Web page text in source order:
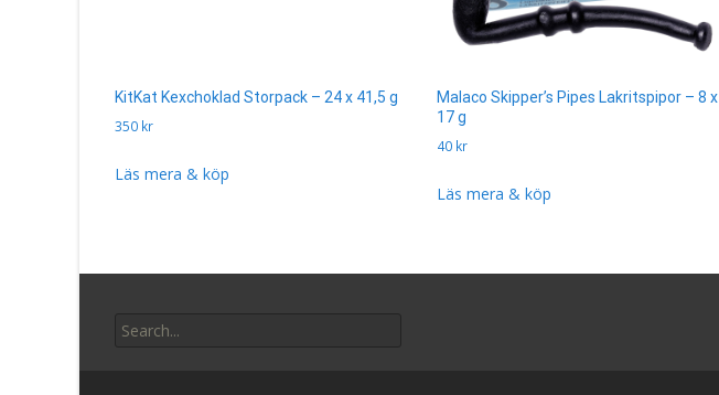
KitKat Kexchoklad Storpack – 24 x 41,5 g
350 kr
Läs mera & köp
Malaco Skipper’s Pipes Lakritspipor – 8 x
17 g
40 kr
Läs mera & köp
for: